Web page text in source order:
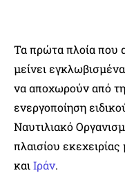
Τα πρώτα πλοία που
μείνει
να αποχωρούν από
ενεργοποίηση
Ναυτιλιακό
πλαισίου
καιΙράν.